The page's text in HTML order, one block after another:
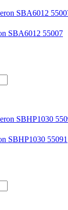
SBA6012 55007
SBHP1030 55091